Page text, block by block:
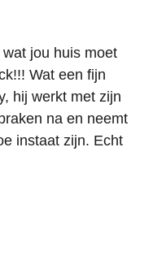
jou huis moet
Wat een fijn
hij werkt met zijn
na en neemt
instaat zijn. Echt